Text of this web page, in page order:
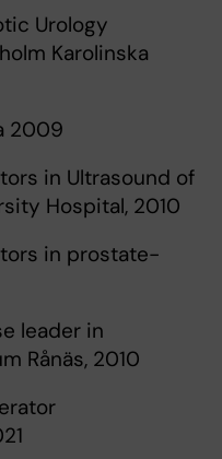
Urology
Karolinska
2009
in Ultrasound of
Hospital, 2010
in prostate-
leader in
Rånäs, 2010